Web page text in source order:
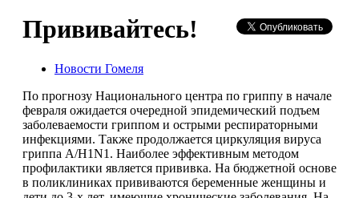
Прививайтесь!
Новости Гомеля
По прогнозу Национального центра по гриппу в начале
февраля ожидается очередной эпидемический подъем
заболеваемости гриппом и острыми респираторными
инфекциями. Также продолжается циркуляция вируса
гриппа A/H1N1. Наиболее эффективным методом
профилактики является прививка. На бюджетной основе
в поликлиниках прививаются беременные женщины и